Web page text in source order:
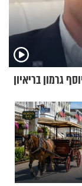
גרמון בריאיון